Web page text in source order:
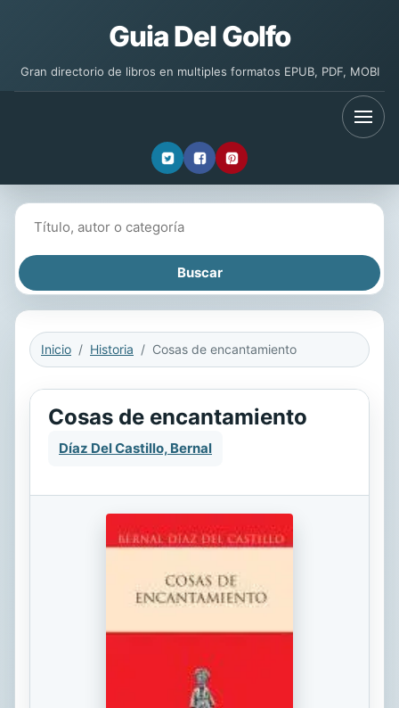
Guia Del Golfo
Gran directorio de libros en multiples formatos EPUB, PDF, MOBI
Inicio Historia Cosas de encantamiento
Cosas de encantamiento
Díaz Del Castillo, Bernal